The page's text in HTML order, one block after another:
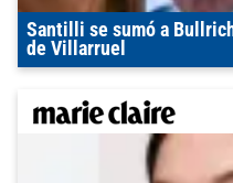
Santilli se sumó a
de Villarruel